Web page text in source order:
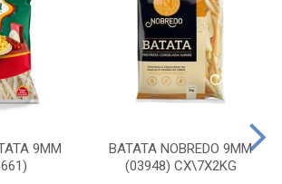
9MM
BATATA NOBREDO 9MM
(03948) CX\7X2KG